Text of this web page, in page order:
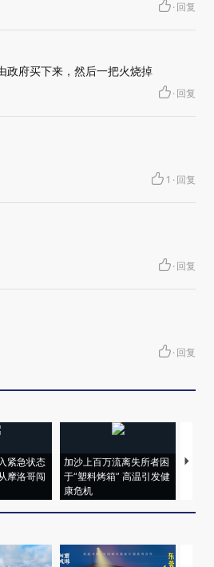
· 回复
政府买下来，然后一把火烧掉
· 回复
1 · 回复
· 回复
· 回复
紧急状态
摩洛哥闯
加沙上百万流离失所者困
于“塑料烤箱” 高温引发健
康危机
视线
术：
心“